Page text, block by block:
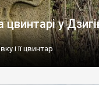
у
і її цвинтар